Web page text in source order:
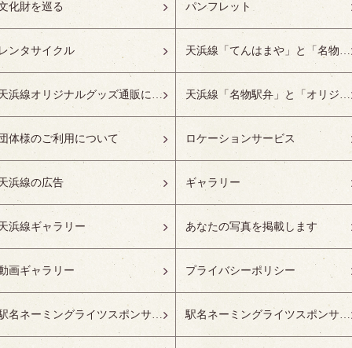
化財を巡る パンフレット
ンタサイクル 天浜線「てんはまや」と「名物駅弁」について
天浜線オリジナルグッズ通販について 天浜線「名物駅弁」と「オリジナルグッズ」
体様のご利用について ロケーションサービス
浜線の広告 ギャラリー
浜線ギャラリー あなたの写真を掲載します
画ギャラリー プライバシーポリシー
駅名ネーミングライツスポンサーの募集開始 駅名ネーミングライツスポンサー紹介